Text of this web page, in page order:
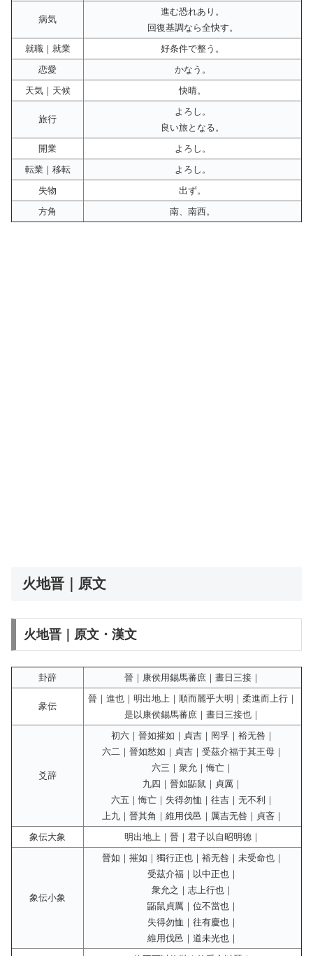
病気
進む恐れあり。
回復基調なら全快す。
就職｜就業
好条件で整う。
恋愛
かなう。
天気｜天候
快晴。
旅行
よろし。
良い旅となる。
開業
よろし。
転業｜移転
よろし。
失物
出ず。
方角
南、南西。
火地晋｜原文
火地晋｜原文・漢文
卦辞 晉｜康侯用錫馬蕃庶｜晝日三接｜
彖伝
晉｜進也｜明出地上｜順而麗乎大明｜柔進而上行｜
是以康侯錫馬蕃庶｜晝日三接也｜
爻辞
初六｜晉如摧如｜貞吉｜罔孚｜裕无咎｜
六二｜晉如愁如｜貞吉｜受茲介福于其王母｜
六三｜衆允｜悔亡｜
九四｜晉如鼫鼠｜貞厲｜
六五｜悔亡｜失得勿恤｜往吉｜无不利｜
上九｜晉其角｜維用伐邑｜厲吉无咎｜貞吝｜
象伝大象
明出地上｜晉｜君子以自昭明德｜
象伝小象
晉如｜摧如｜獨行正也｜裕无咎｜未受命也｜
受茲介福｜以中正也｜
衆允之｜志上行也｜
鼫鼠貞厲｜位不當也｜
失得勿恤｜往有慶也｜
維用伐邑｜道未光也｜